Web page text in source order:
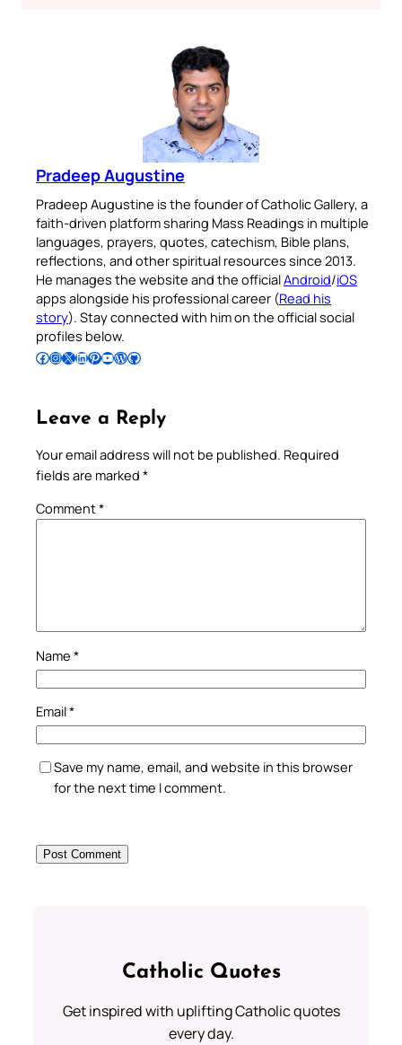
Pradeep Augustine
Pradeep Augustine is the founder of Catholic Gallery, a
faith-driven platform sharing Mass Readings in multiple
languages, prayers, quotes, catechism, Bible plans,
reflections, and other spiritual resources since 2013.
He manages the website and the officialAndroid/iOS
apps alongside his professional career (Read his
story). Stay connected with him on the official social
profiles below.
Follow Pradeep on Facebook Follow Pradeep on InstagramFollow Pradeep on X Follow Pradeep on LinkedIn Follow Pradeep on Pinterest Subscribe to Pradeep’s Youtube Channel Follow Pradeep on WordPress Follow Pradeep on GitHub
Leave a Reply
Your email address will not be published. Required
fields are marked *
Comment*
Name *
Email*
Save my name, email, and website in this browser
for the next time I comment.
Catholic Quotes
Get inspired with uplifting Catholic quotes
every day.